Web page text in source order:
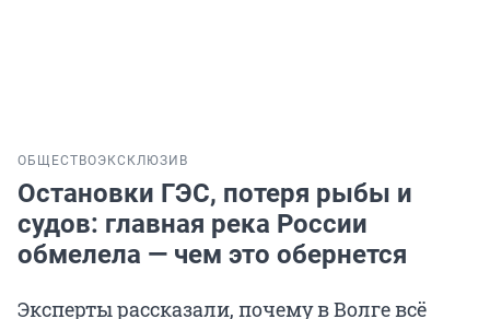
ОБЩЕСТВОЭКСКЛЮЗИВ
Остановки ГЭС, потеря рыбы и
судов: главная река России
обмелела — чем это обернется
Эксперты рассказали, почему в Волге всё